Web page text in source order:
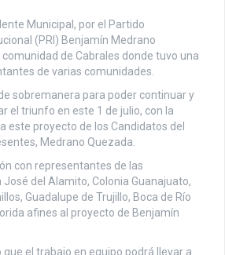
Municipal, por el Partido
(PRI) Benjamín Medrano
de Cabrales donde tuvo una
de varias comunidades.
sobremanera para poder continuar y
el triunfo en este 1 de julio, con la
este proyecto de los Candidatos del
Medrano Quezada.
con representantes de las
del Alamito, Colonia Guanajuato,
Guadalupe de Trujillo, Boca de Río
afines al proyecto de Benjamín
que el trabajo en equipo podrá llevar a